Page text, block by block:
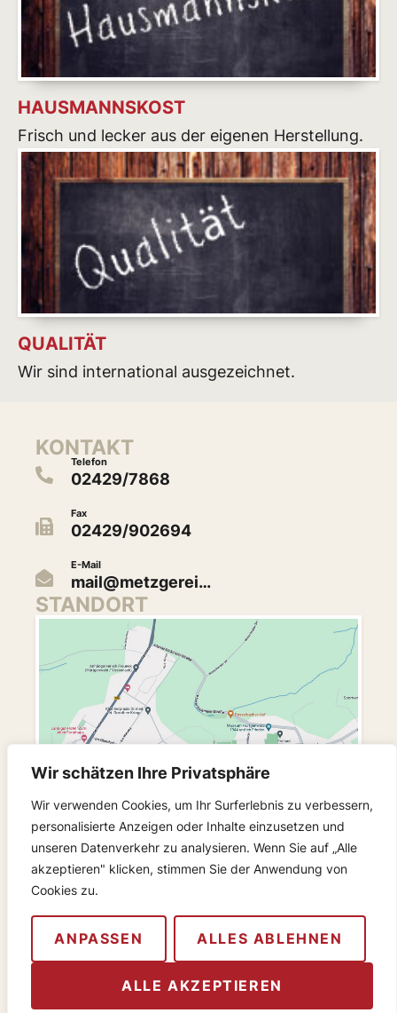
Wir schätzen Ihre Privatsphäre
Wir verwenden Cookies, um Ihr Surferlebnis zu verbessern,
personalisierte Anzeigen oder Inhalte einzusetzen und
unseren Datenverkehr zu analysieren. Wenn Sie auf „Alle
akzeptieren" klicken, stimmen Sie der Anwendung von
Cookies zu.
ANPASSEN ALLES ABLEHNEN
ALLE AKZEPTIEREN
HAUSMANNSKOST
Frisch und lecker aus der eigenen Herstellung.
QUALITÄT
Wir sind international ausgezeichnet.
KONTAKT
Telefon
02429/7868
Fax
02429/902694
E-Mail
mail@metzgerei…
STANDORT
FOLGEN SIE UNS
© 2024 Metzgerei Luysberg StartseiteKontaktZusatzstoffe
Datenschutz Impressum